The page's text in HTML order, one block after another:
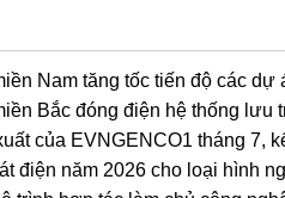
Nam tăng tốc tiến độ các
Bắc đóng điện hệ thống lưu
của EVNGENCO1 tháng 7,
điện năm 2026 cho loại hình